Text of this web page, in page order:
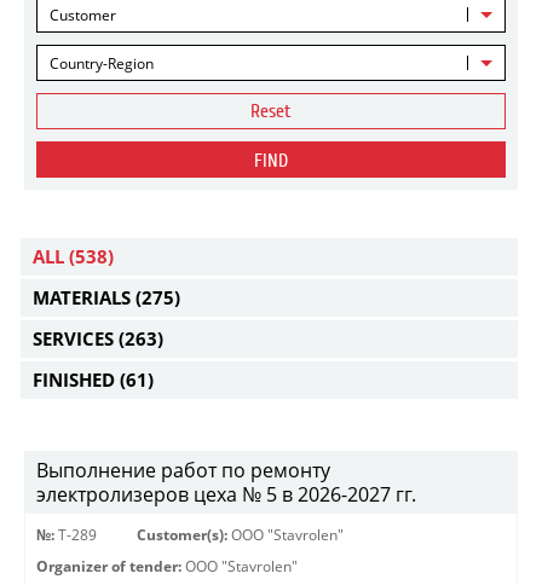
Customer
Country-Region
Reset
FIND
ALL (538)
MATERIALS (275)
SERVICES (263)
FINISHED (61)
Выполнение работ по ремонту
электролизеров цеха № 5 в 2026-2027 гг.
№: Т-289 Customer(s): OOO "Stavrolen"
Organizer of tender: OOO "Stavrolen"